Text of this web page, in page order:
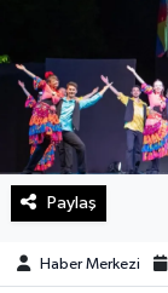
Paylaş
Haber Merkezi
Teknoloji
Yaşam